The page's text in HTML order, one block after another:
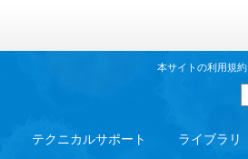
本サイトの利用規約
テクニカルサポート ライブラリ